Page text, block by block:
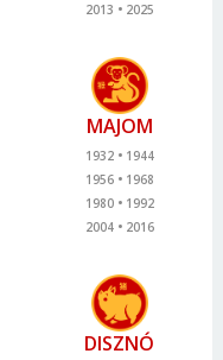
2013
2025
MAJOM
1932
1944
1956
1968
1980
1992
2004
2016
DISZNÓ